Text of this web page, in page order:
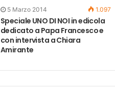
5 Marzo 2014 1.097
Speciale UNO DI NOI in edicola
dedicato a Papa Francesco e
con intervista a Chiara
Amirante